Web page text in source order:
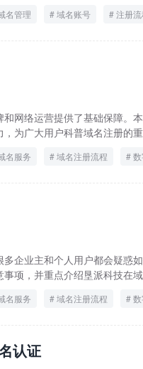
名管理 域名账号 注册流
网络运营提供了基础保障。
为广大用户科普域名注册的
名服务 域名注册流程
企业主和个人用户都会疑惑如
项，并重点介绍垦派科技在
名服务 域名注册流程
认证